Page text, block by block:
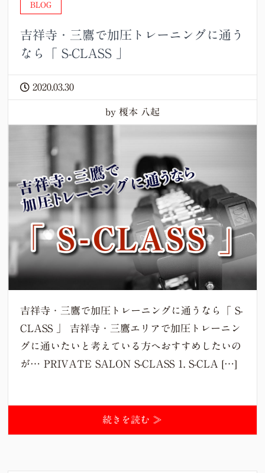
BLOG
吉祥寺・三鷹で加圧トレーニングに通う
なら「 S-CLASS 」
2020.03.30
by 榎本 八起
吉祥寺・三鷹で加圧トレーニングに通うなら「 S-
CLASS 」 吉祥寺・三鷹エリアで加圧トレーニン
グに通いたいと考えている方へおすすめしたいの
が… PRIVATE SALON S-CLASS 1. S-CLA […]
続きを読む ≫